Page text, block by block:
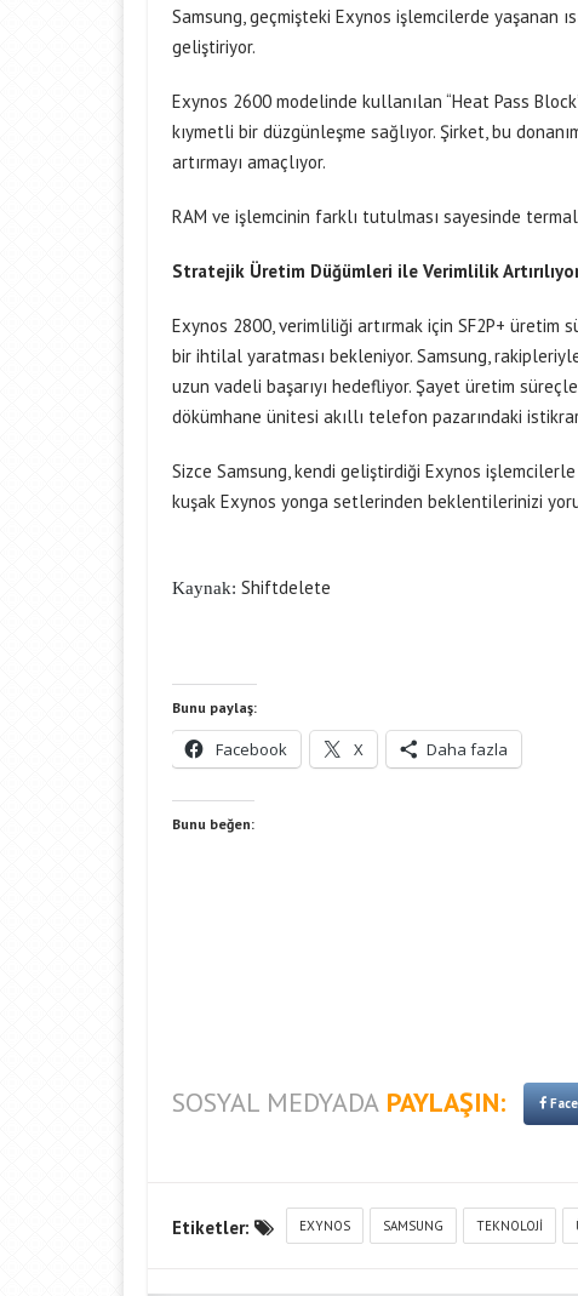
Samsung, geçmişteki Exynos işlemcilerde yaşanan
geliştiriyor.
Exynos 2600 modelinde kullanılan “Heat Pass
kıymetli bir düzgünleşme sağlıyor. Şirket, bu
artırmayı amaçlıyor.
RAM ve işlemcinin farklı tutulması sayesinde
Stratejik Üretim Düğümleri ile Verimlilik
Exynos 2800, verimliliği artırmak için SF2P+
bir ihtilal yaratması bekleniyor. Samsung,
uzun vadeli başarıyı hedefliyor. Şayet üretim
dökümhane ünitesi akıllı telefon pazarındaki
Sizce Samsung, kendi geliştirdiği Exynos
kuşak Exynos yonga setlerinden beklentilerinizi
Kaynak: Shiftdelete
Bunu paylaş:
Facebook X Daha fazla
Bunu beğen:
SOSYAL MEDYADA PAYLAŞIN:
Etiketler: EXYNOS SAMSUNG TEKNOLOJI